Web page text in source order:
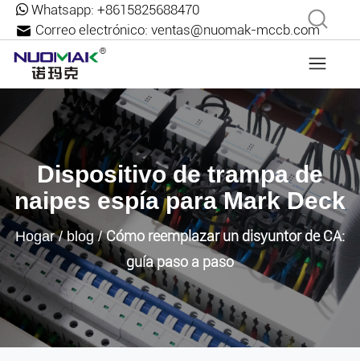
Whatsapp: +8615825688470
Correo electrónico: ventas@nuomak-mccb.com
Dispositivo de trampa de
naipes espía para Mark Deck
Hogar/blog/Cómo reemplazar un disyuntor de CA:
guía paso a paso